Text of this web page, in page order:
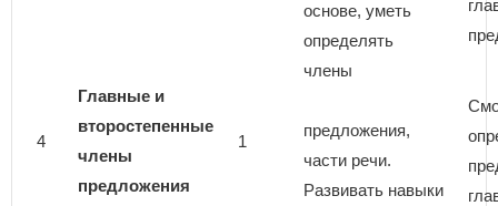
4
Главные и
второстепенные
члены
предложения
1
основе, уметь
определять
члены
предложения,
части речи.
Развивать навыки